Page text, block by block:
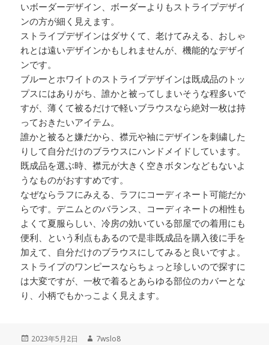
いボーダーデザイン、ボーダーよりもストライプデザイ
ンの方が細く見えます。
ストライプデザインはダサくて、老けてみえる、おしゃ
れとは遠いデザインかもしれませんが、機能的なデザイ
ンです。
ブルーとホワイトのストライプデザインは既成品のトッ
プスにはありがち、誰かと被ってしまいそうな程多いで
すが、薄くて被るだけで軽いブラウスなら絶対一枚は持
っておきたいアイテム。
誰かと被ると嫌だから、襟元や袖にデザインを刺繍した
りして自分だけのブラウスにハンドメイドしています。
既成品を選ぶ時、襟元が大きく空きボタンなどもないよ
うなものがおすすめです。
なぜならラフにみえる、ラフにコーディネート可能だか
らです。デニムとのバランス、コーディネートの相性も
よくて夏服らしい、冷房の効いている部屋での着用にも
便利、という利点もあるので是非既成品を購入後に手を
加えて、自分だけのブラウスにしてみると良いですよ。
ストライプのワンピースならちょっと珍しいので探すに
は大変ですが、一枚で着るとあらゆる部位のカバーとな
り、小柄でもかっこよく見えます。
投
2023年5月2日
作
7wslo8